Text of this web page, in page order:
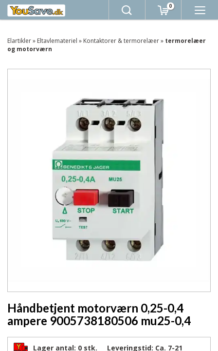
0
Elartikler» Eltavlemateriel » Kontaktorer & termorelæer» termorelæer
og motorværn
Håndbetjent motorværn 0,25-0,4
ampere 9005738180506 mu25-0,4
Lager antal: 0 stk. Leveringstid: Ca. 7-21